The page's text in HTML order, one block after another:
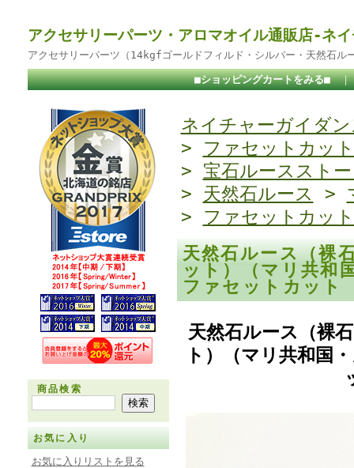
アクセサリーパーツ・アロマオイル通販店-ネ
アクセサリーパーツ（14kgfゴールドフィルド・シルバー・天然石ル
■ショッピングカートをみる■
商品検索
お気に入り
お気に入りリストを見る
ネイチャーガイダン
> ファセットカット
> 宝石ルーススト
> 天然石ルース >
> ファセットカット
天然石ルース（裸
ット）（マリ共和
ファセットカッ
天然石ルース（裸
ト）（マリ共和国